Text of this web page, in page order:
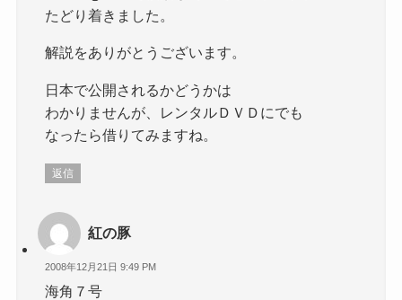
たどり着きました。
解説をありがとうございます。
日本で公開されるかどうかは
わかりませんが、レンタルＤＶＤにでも
なったら借りてみますね。
返信
紅の豚
2008年12月21日 9:49 PM
海角７号